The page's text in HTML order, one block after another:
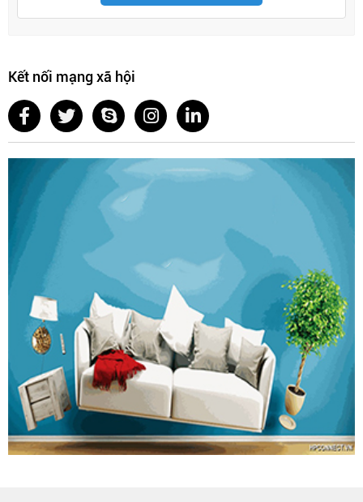
Kết nối mạng xã hội